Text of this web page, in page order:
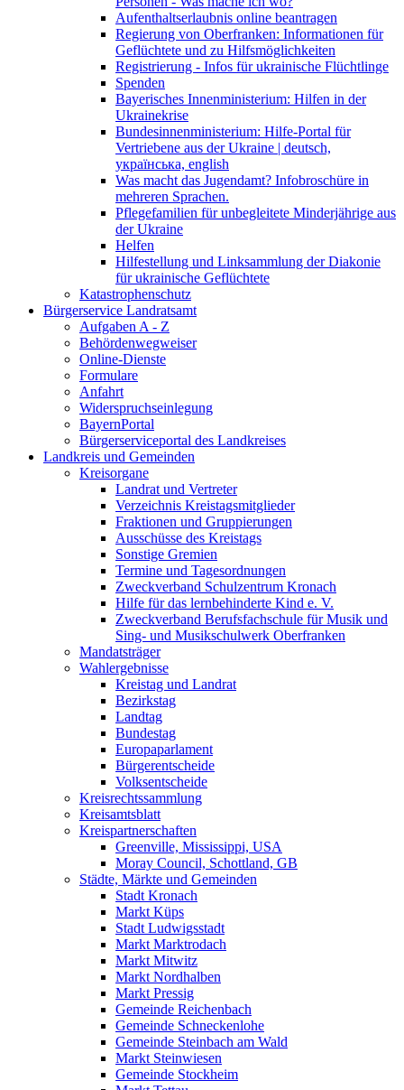
Aufenthaltserlaubnis online beantragen
Regierung von Oberfranken: Informationen für
Geflüchtete und zu Hilfsmöglichkeiten
Registrierung - Infos für ukrainische Flüchtlinge
Spenden
Bayerisches Innenministerium: Hilfen in der
Ukrainekrise
Bundesinnenministerium: Hilfe-Portal für
Vertriebene aus der Ukraine | deutsch,
українська, english
Was macht das Jugendamt? Infobroschüre in
mehreren Sprachen.
Pflegefamilien für unbegleitete Minderjährige aus
der Ukraine
Helfen
Hilfestellung und Linksammlung der Diakonie
für ukrainische Geflüchtete
Katastrophenschutz
Bürgerservice Landratsamt
Aufgaben A - Z
Behördenwegweiser
Online-Dienste
Formulare
Anfahrt
Widerspruchseinlegung
BayernPortal
Bürgerserviceportal des Landkreises
Landkreis und Gemeinden
Kreisorgane
Landrat und Vertreter
Verzeichnis Kreistagsmitglieder
Fraktionen und Gruppierungen
Ausschüsse des Kreistags
Sonstige Gremien
Termine und Tagesordnungen
Zweckverband Schulzentrum Kronach
Hilfe für das lernbehinderte Kind e. V.
Zweckverband Berufsfachschule für Musik und
Sing- und Musikschulwerk Oberfranken
Mandatsträger
Wahlergebnisse
Kreistag und Landrat
Bezirkstag
Landtag
Bundestag
Europaparlament
Bürgerentscheide
Volksentscheide
Kreisrechtssammlung
Kreisamtsblatt
Kreispartnerschaften
Greenville, Mississippi, USA
Moray Council, Schottland, GB
Städte, Märkte und Gemeinden
Stadt Kronach
Markt Küps
Stadt Ludwigsstadt
Markt Marktrodach
Markt Mitwitz
Markt Nordhalben
Markt Pressig
Gemeinde Reichenbach
Gemeinde Schneckenlohe
Gemeinde Steinbach am Wald
Markt Steinwiesen
Gemeinde Stockheim